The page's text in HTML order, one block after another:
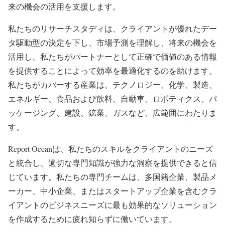
来の機会の活用を支援します。
私たちのリサーチスタディは、クライアントが優れたデー
タ駆動型の決定を下し、市場予測を理解し、将来の機会を
活用し、私たちがパートナーとして正確で価値のある情報
を提供することによって効率を最適化するのを助けます。
私たちがカバーする産業は、テクノロジー、化学、製造、
エネルギー、食品および飲料、自動車、ロボティクス、パ
ッケージング、建設、鉱業、ガスなど、広範囲にわたりま
す。
Report Oceanは、私たちのスキルをクライアントのニーズ
と統合し、適切な専門知識が強力な洞察を提供できると信
じています。私たちの専門チームは、多国籍企業、製品メ
ーカー、中小企業、またはスタートアップ企業を含むクラ
イアントのビジネスニーズに最も効果的なソリューション
を作成するために疲れ知らずに働いています。